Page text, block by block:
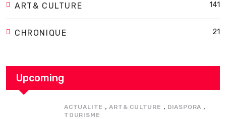
ART& CULTURE 141
CHRONIQUE 21
Upcoming
ACTUALITE ,ART& CULTURE , DIASPORA ,
TOURISME